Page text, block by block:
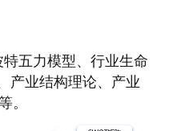
五力模型、行业生命
产业结构理论、产业
。